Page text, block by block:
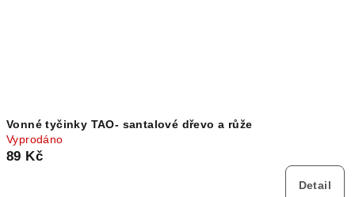
Vonné tyčinky TAO- santalové dřevo a růže
Vyprodáno
89 Kč
Detail